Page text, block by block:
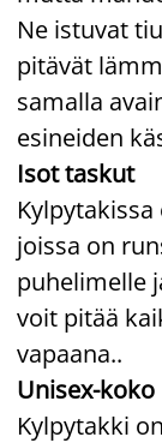
Ne istuvat
pitävät
samalla
esineiden
Isot taskut
joissa on
puhelimelle
voit pitää
vapaana..
Unisex-koko
Kylpytakki